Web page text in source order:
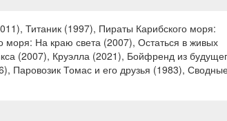
Титаник (1997), Пираты Карибского моря:
На краю света (2007), Остаться в живых
(2007), Круэлла (2021), Бойфренд из
Паровозик Томас и его друзья (1983),